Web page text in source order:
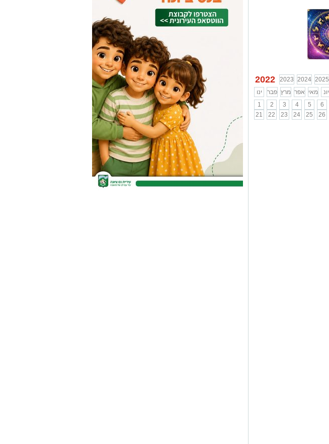
2022 2023 2024 2025
ינו
פבר מרץ אפר מאי יונ
1
2 3 4 5 6
21
22 23 24 25 26